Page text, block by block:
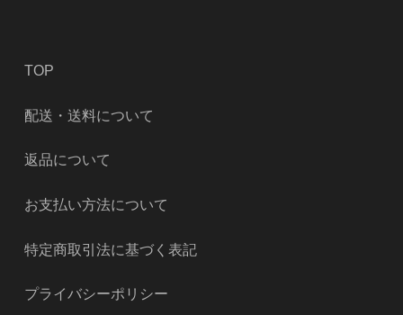
TOP
配送・送料について
返品について
お支払い方法について
特定商取引法に基づく表記
プライバシーポリシー